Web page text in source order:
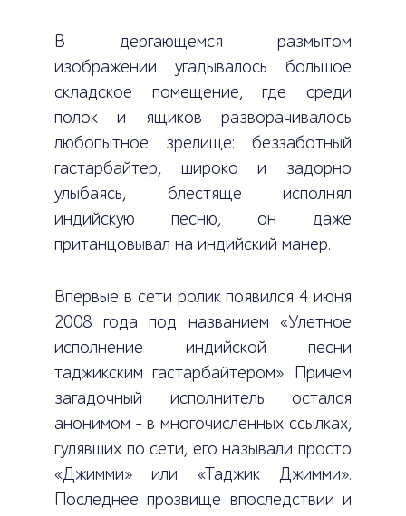
В дергающемся размытом
изображении угадывалось большое
складское помещение, где среди
полок и ящиков разворачивалось
любопытное зрелище: беззаботный
гастарбайтер, широко и задорно
улыбаясь, блестяще исполнял
индийскую песню, он даже
пританцовывал на индийский манер.
Впервые в сети ролик появился 4 июня
2008 года под названием «Улетное
исполнение индийской песни
таджикским гастарбайтером». Причем
загадочный исполнитель остался
анонимом – в многочисленных ссылках,
гулявших по сети, его называли просто
«Джимми» или «Таджик Джимми».
Последнее прозвище впоследствии и